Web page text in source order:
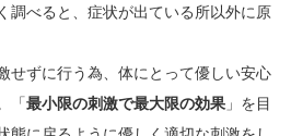
調べると、症状が出ている所以外に原
せずに行う為、体にとって優しい安心
「最小限の刺激で最大限の効果 」を目